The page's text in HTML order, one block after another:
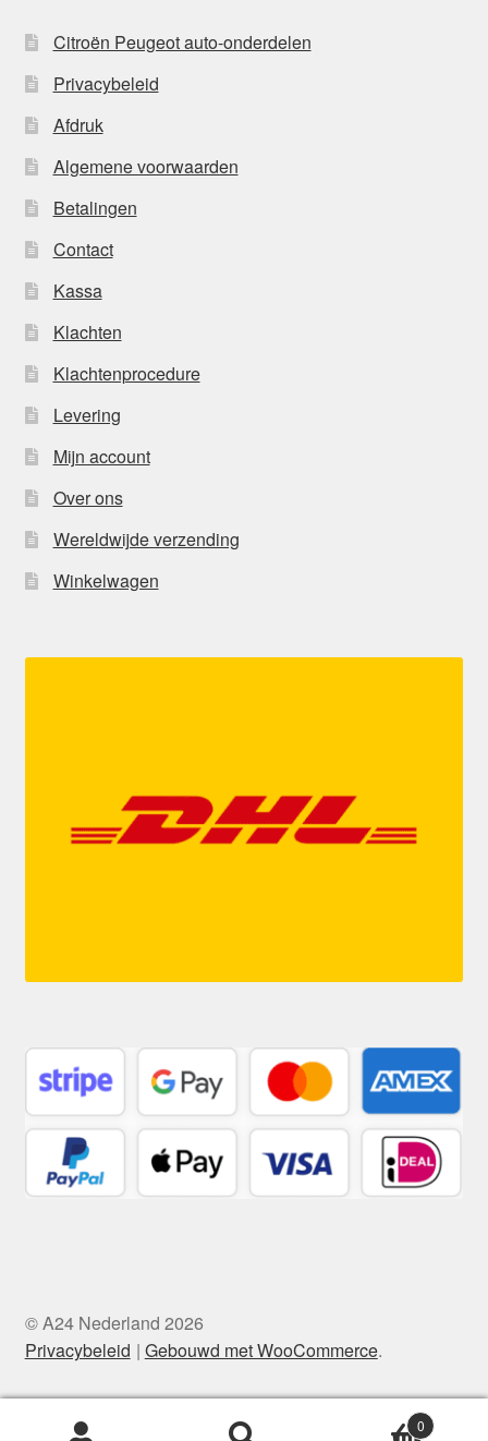
Citroën Peugeot auto-onderdelen
Privacybeleid
Afdruk
Algemene voorwaarden
Betalingen
Contact
Kassa
Klachten
Klachtenprocedure
Levering
Mijn account
Over ons
Wereldwijde verzending
Winkelwagen
© A24 Nederland 2026
Privacybeleid
Gebouwd met WooCommerce.
0